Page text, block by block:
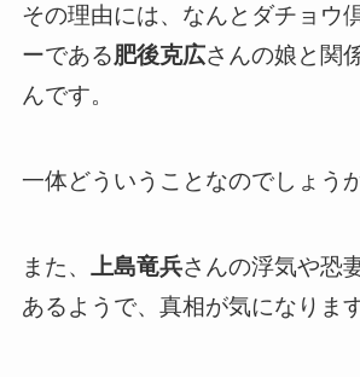
その理由には、なんとダチョウ
ーである肥後克広さんの娘と関
んです。
一体どういうことなのでしょう
また、 上島竜兵さんの浮気や恐
あるようで、真相が気になります